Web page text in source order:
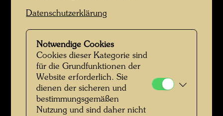
Hundertwasser und Yuko Ikewada mit Arnulf Rainer und Ernst
Fuchs
Datenschutzerklärung
Notwendige Cookies
Cookies dieser Kategorie sind
für die Grundfunktionen der
Website erforderlich. Sie
dienen der sicheren und
bestimmungsgemäßen
Nutzung und sind daher nicht